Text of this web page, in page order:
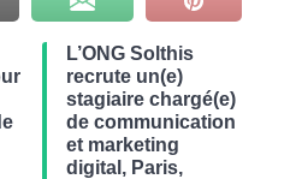
L’ONG Solthis
recrute un(e)
stagiaire chargé(e)
de communication
et marketing
digital, Paris,